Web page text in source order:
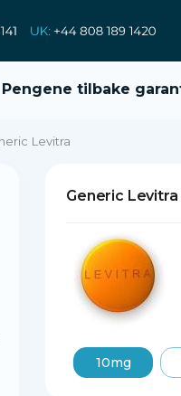
tilbake garanti
Levitra
Generic Levitra
10mg